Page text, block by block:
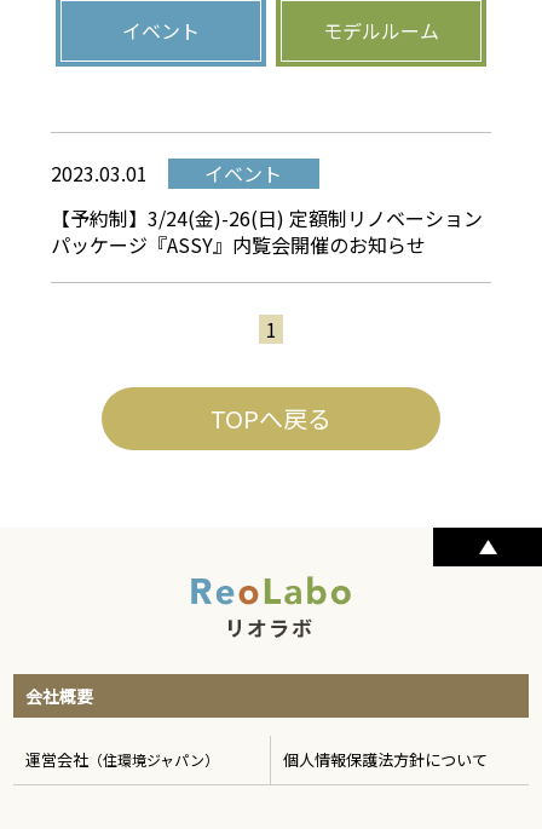
イベント モデルルーム
2023.03.01
イベント
【予約制】3/24(金)-26(日) 定額制リノベーション
パッケージ『ASSY』内覧会開催のお知らせ
1
TOPへ戻る
会社概要
運営会社 （住環境ジャパン） 個人情報保護法方針について